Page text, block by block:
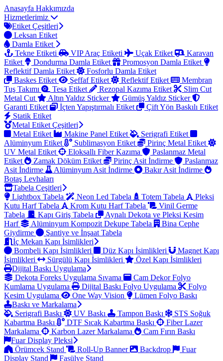
Anasayfa Hakkımızda
Hizmetlerimiz
Etiket Çeşitleri
Leksan Etiket
Damla Etiket
Tekne Etiketi
VIP Araç Etiketi Uçak Etiket
Karavan
Etiket
Dondurma Damla Etiket
Promosyon Damla Etiket
Reflektif Damla Etiket
Fosforlu Damla Etiket
Baskes Etiket
Şeffaf Etiket Reflektif Etiket
Membran
Tuş Takımı
Tesa Etiket Rezopal Kazıma Etiket
Slim Cut
Metal Cut
Altın Yaldız Sticker
Gümüş Yaldız Sticker
Garanti Etiket
İçten Yapıştırmalı Etiket
Çift Yön Baskılı Etiket
Statik Etiket
Metal Etiket Çeşitleri
Metal Etiket
Makine Panel Etiket
Serigrafi Etiket
Alüminyum Etiket
Sublimasyon Etiket
Pirinç Metal Etiket
UV Metal Etiket
Eloksallı Fiber Kazıma
Paslanmaz Metal
Etiket
Zamak Döküm Etiket Pirinç Asit İndirme
Paslanmaz
Asit İndirme
Alüminyum Asit İndirme
Bakır Asit İndirme
Botaş Levhaları
Tabela Çeşitleri
Lightbox Tabela
Neon Led Tabela Totem Tabela
Pleksi
Kutu Harf Tabela
Krom Kutu Harf Tabela
Vinil Germe
Tabela
Kapı Giriş Tabela
Aynalı Dekota ve Pleksi Kesim
Harf
Alüminyum Kompozit Dekupe Tabela
Bina Cephe
Giydirme
Şantiye ve İnşaat Tabela
İç Mekan Kapı İsimlikleri
Bombeli Kapı İsimlikleri
Düz Kapı İsimlikleri
Magnet Kapı
İsimlikleri
Sürgülü Kapı İsimlikleri
Özel Kapı İsimlikleri
Dijital Baskı Uygulama
Dekota Foreks Uygulama Sıvama
Cam Dekor Folyo
Kumlama Uygulama
Dijital Baskı Folyo Uygulama
Folyo
Kesim Uygulama
One Way Vision
Lümen Folyo Baskı
Baskı ve Markalama
Serigrafi Baskı
UV Baskı Tampon Baskı
STS Soğuk
Kabartma Baskı
DTF Sıcak Kabartma Baskı
Fiber Lazer
Markalama
Karbon Lazer Markalama
Cam Fırın Baskı
Fuar Display Pleksi
Örümcek Stand
Roll-Up Banner Backdrop
Fuar
Display Stand
Fasülye Stand